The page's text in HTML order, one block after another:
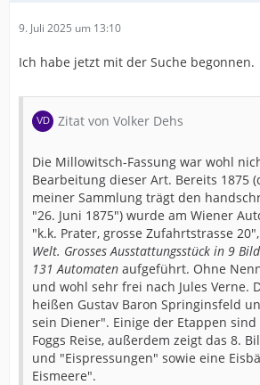
9. Juli 2025 um 13:10
Ich habe jetzt mit der Suche begonnen.
Zitat von Volker Dehs
Die Millowitsch-Fassung war wohl
Bearbeitung dieser Art. Bereits 1875
meiner Sammlung trägt den
"26. Juni 1875") wurde am Wiener
"k.k. Prater, grosse Zufahrtstrasse 20",
Welt. Grosses Ausstattungsstück in 9
131 Automaten aufgeführt. Ohne
und wohl sehr frei nach Jules Verne.
heißen Gustav Baron Springinsfeld
sein Diener". Einige der Etappen
Foggs Reise, außerdem zeigt das 8.
und "Eispressungen" sowie eine
Eismeere".